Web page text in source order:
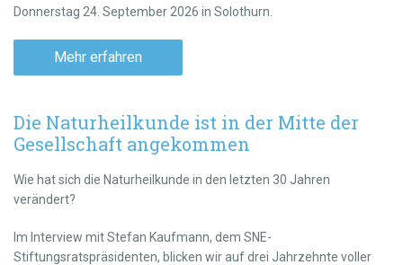
Donnerstag 24. September 2026 in Solothurn.
Mehr erfahren
Die Naturheilkunde ist in der Mitte der
Gesellschaft angekommen
Wie hat sich die Naturheilkunde in den letzten 30 Jahren
verändert?
Im Interview mit Stefan Kaufmann, dem SNE-
Stiftungsratspräsidenten, blicken wir auf drei Jahrzehnte voller